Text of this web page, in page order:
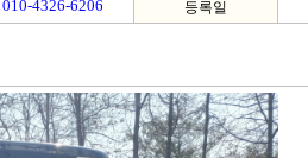
010-4326-6206 등록일